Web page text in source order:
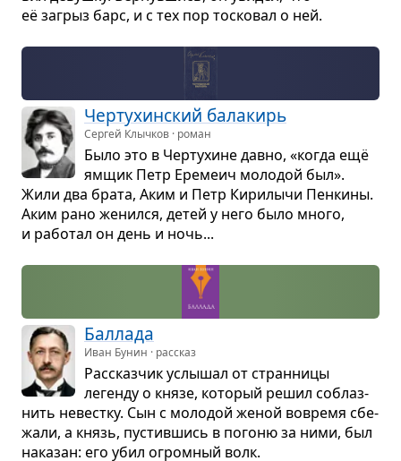
её загрыз барс, и с тех пор тоско­вал о ней.
Чер­ту­хин­ский бала­кирь
Сергей Клычков · роман
Было это в Чер­ту­хине давно, «когда ещё
ямщик Петр Ере­меич моло­дой был».
Жили два брата, Аким и Петр Кири­лычи Пен­кины.
Аким рано женился, детей у него было много,
и рабо­тал он день и ночь...
Бал­лада
Иван Бунин · рассказ
Рас­сказ­чик услы­шал от стран­ницы
легенду о князе, кото­рый решил соблаз­
нить невестку. Сын с моло­дой женой вовремя сбе­
жали, а князь, пустив­шись в погоню за ними, был
нака­зан: его убил огром­ный волк.